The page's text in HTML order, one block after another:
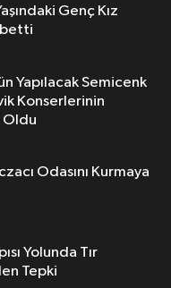
Genç Kız
Yapılacak Semicenk
Konserlerinin
Oldu
Odasını Kurmaya
Yolunda Tır
Tepki